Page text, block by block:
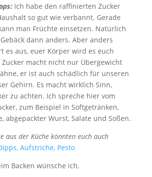
Ich habe den raffinierten Zucker
so gut wie verbannt. Gerade
man Früchte einsetzen. Natürlich
dann anders. Aber anders
es aus, euer Körper wird es euch
macht nicht nur Übergewicht
er ist auch schädlich für unseren
Gehirn. Es macht wirklich Sinn,
zu achten. Ich spreche hier vom
zum Beispiel in Softgetränken,
abgepackter Wurst, Salate und Soßen.
aus der Küche könnten euch auch
Aufstriche, Pesto
Backen wünsche ich,